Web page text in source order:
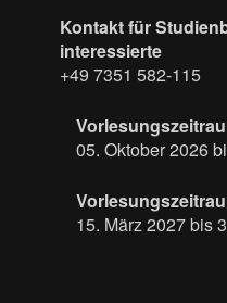
Kontakt für
interessierte
+49 7351 582-115
05. Oktober 2026
15. März 2027 bis